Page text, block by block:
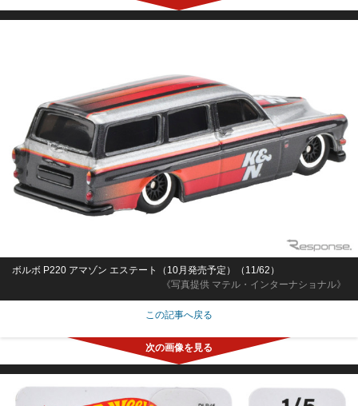
《写真提供 マテル・インターナショナル》
ボルボ P220 アマゾン エステート（10月発売予定）（11/62）
この記事へ戻る